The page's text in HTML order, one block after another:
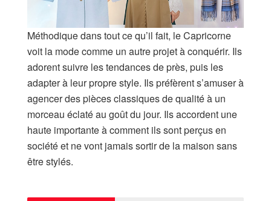
Méthodique dans tout ce qu’il fait, le Capricorne
voit la mode comme un autre projet à conquérir. Ils
adorent suivre les tendances de près, puis les
adapter à leur propre style. Ils préfèrent s’amuser à
agencer des pièces classiques de qualité à un
morceau éclaté au goût du jour. Ils accordent une
haute importante à comment ils sont perçus en
société et ne vont jamais sortir de la maison sans
être stylés.